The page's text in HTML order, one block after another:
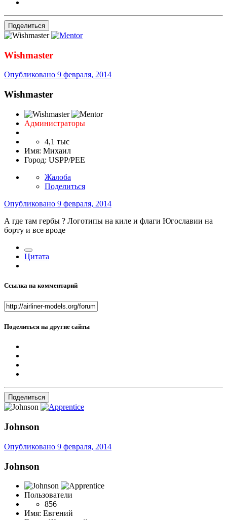
Поделиться
Wishmaster
Опубликовано 9 февраля, 2014
Wishmaster
Администраторы
4,1 тыс
Имя: Михаил
Город: USPP/PEE
Жалоба
Поделиться
Опубликовано 9 февраля, 2014
А где там гербы ? Логотипы на киле и флаги Югославии на
борту и все вроде
Цитата
Ссылка на комментарий
Поделиться на другие сайты
Поделиться
Johnson
Опубликовано 9 февраля, 2014
Johnson
Пользователи
856
Имя: Евгений